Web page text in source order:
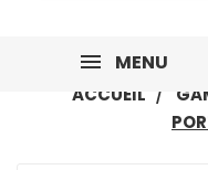
MENU
ACCUEIL